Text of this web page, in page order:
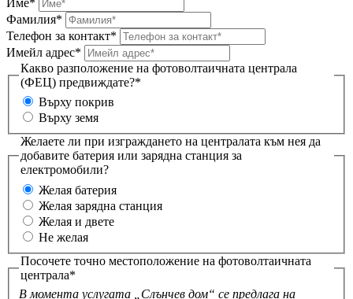
Фамилия*
Телефон за контакт*
Имейл адрес*
Какво разположение на фотоволтаичната централа
(ФЕЦ) предвиждате?*
Върху покрив
Върху земя
Желаете ли при изграждането на централата към нея да
добавите батерия или зарядна станция за
електромобили?
Желая батерия
Желая зарядна станция
Желая и двете
Не желая
Посочете точно местоположение на фотоволтаичната
централа*
В момента услугата „Слънчев дом“ се предлага на